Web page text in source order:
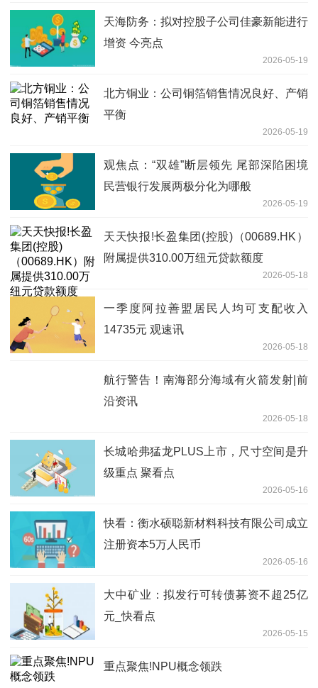
天海防务：拟对控股子公司佳豪新能进行
增资 今亮点
2026-05-19
北方铜业：公司铜箔销售情况良好、产销
平衡
2026-05-19
观焦点：“双雄”断层领先 尾部深陷困境
民营银行发展两极分化为哪般
2026-05-19
天天快报!长盈集团(控股)（00689.HK）
附属提供310.00万纽元贷款额度
2026-05-18
一季度阿拉善盟居民人均可支配收入
14735元 观速讯
2026-05-18
航行警告！南海部分海域有火箭发射|前
沿资讯
2026-05-18
长城哈弗猛龙PLUS上市，尺寸空间是升
级重点 聚看点
2026-05-16
快看：衡水硕聪新材料科技有限公司成立
注册资本5万人民币
2026-05-16
大中矿业：拟发行可转债募资不超25亿
元_快看点
2026-05-15
重点聚焦!NPU概念领跌